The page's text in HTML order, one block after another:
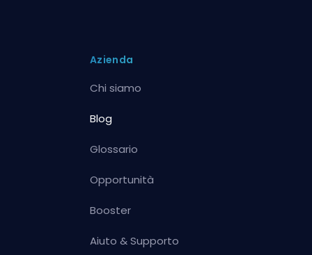
Azienda
Chi siamo
Blog
Glossario
Opportunità
Booster
Aiuto & Supporto